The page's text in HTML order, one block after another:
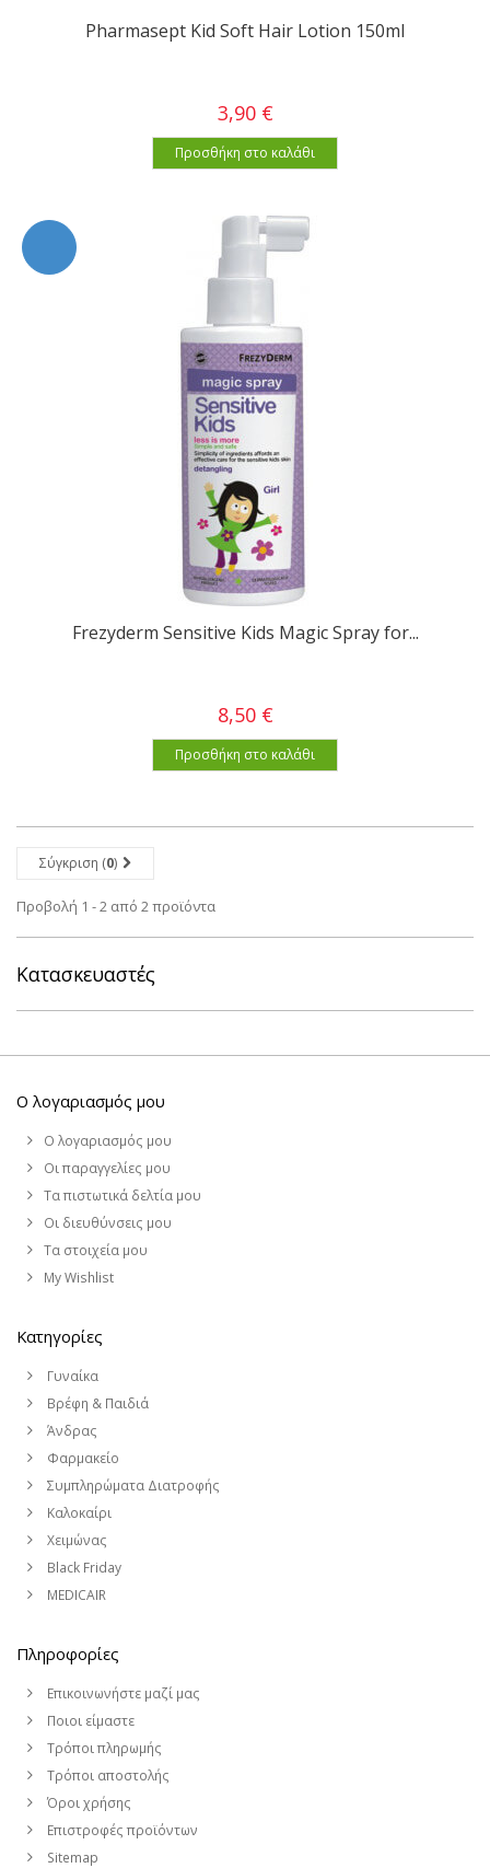
Pharmasept Kid Soft Hair Lotion 150ml
3,90 €
Προσθήκη στο καλάθι
Frezyderm Sensitive Kids Magic Spray for...
8,50 €
Προσθήκη στο καλάθι
Σύγκριση (0)
Προβολή 1 - 2 από 2 προϊόντα
Κατασκευαστές
Ο λογαριασμός μου
Ο λογαριασμός μου
Οι παραγγελίες μου
Τα πιστωτικά δελτία μου
Οι διευθύνσεις μου
Τα στοιχεία μου
My Wishlist
Κατηγορίες
Γυναίκα
Βρέφη & Παιδιά
Άνδρας
Φαρμακείο
Συμπληρώματα Διατροφής
Καλοκαίρι
Χειμώνας
Black Friday
MEDICAIR
Πληροφορίες
Επικοινωνήστε μαζί μας
Ποιοι είμαστε
Τρόποι πληρωμής
Τρόποι αποστολής
Όροι χρήσης
Επιστροφές προϊόντων
Sitemap